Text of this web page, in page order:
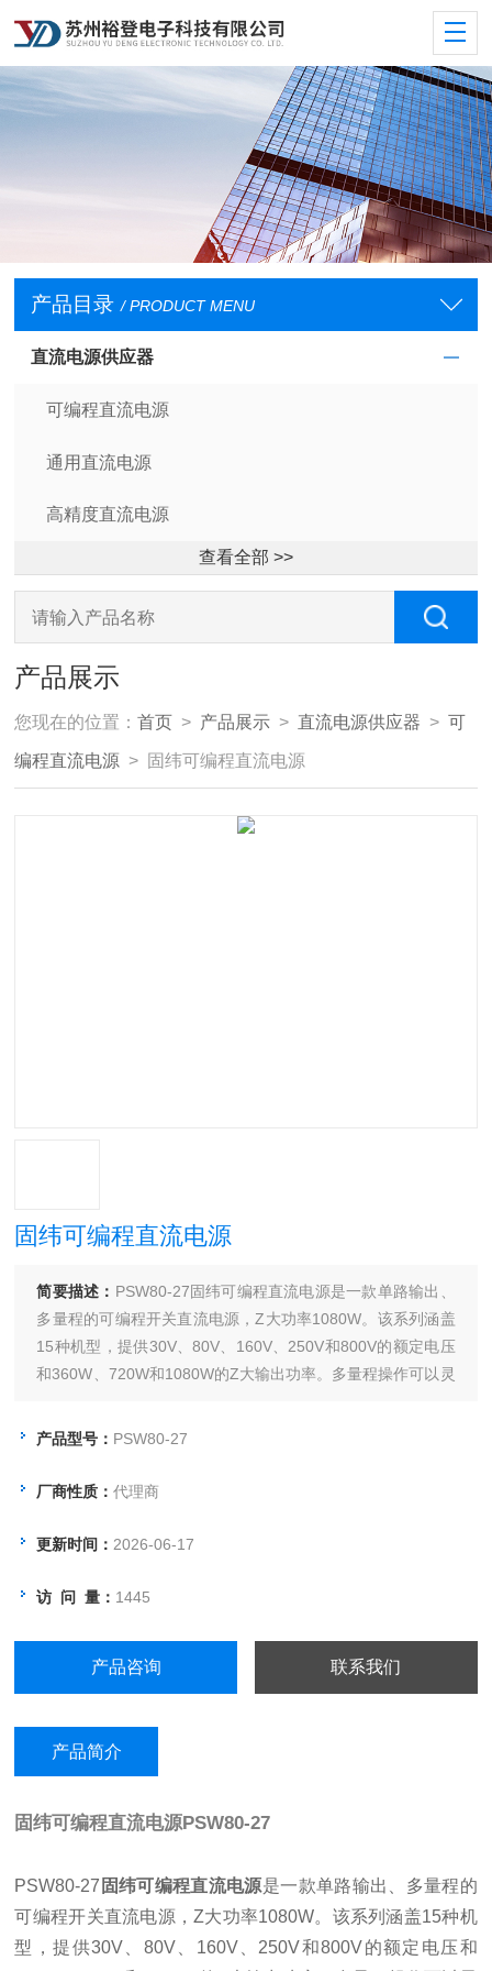
产品目录 / PRODUCT MENU
直流电源供应器
可编程直流电源
通用直流电源
高精度直流电源
查看全部 >>
产品展示
您现在的位置：首页 > 产品展示 > 直流电源供应器 >可
编程直流电源 > 固纬可编程直流电源
固纬可编程直流电源
简要描述： PSW80-27固纬可编程直流电源是一款单路输出、
多量程的可编程开关直流电源，Z大功率1080W。该系列涵盖
15种机型，提供30V、80V、160V、250V和800V的额定电压
和360W、720W和1080W的Z大输出功率。多量程操作可以灵
3台PSW电源，这种提供更高输出电压或电流的连接能力极大
产品型号： PSW80-27
厂商性质：代理商
更新时间： 2026-06-17
访 问 量： 1445
产品咨询 联系我们
产品简介
固纬可编程直流电源PSW80-27
PSW80-27 固纬可编程直流电源是一款单路输出、多量程的
可编程开关直流电源，Z大功率1080W。该系列涵盖15种机
型，提供30V、80V、160V、250V和800V的额定电压和